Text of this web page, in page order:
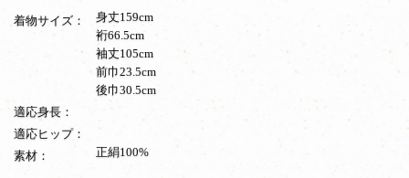
着物サイズ：
身丈159cm
裄66.5cm
袖丈105cm
前巾23.5cm
後巾30.5cm
適応身長：
適応ヒップ：
素材：
正絹100%